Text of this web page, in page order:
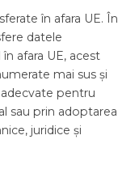
în afara UE. În
datele
afara UE, acest
mai sus și
pentru
sau prin adoptarea
juridice și